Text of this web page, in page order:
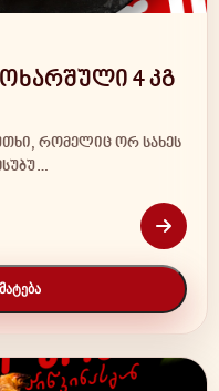
USD
4 კგ
რომელიც ორ სახეს